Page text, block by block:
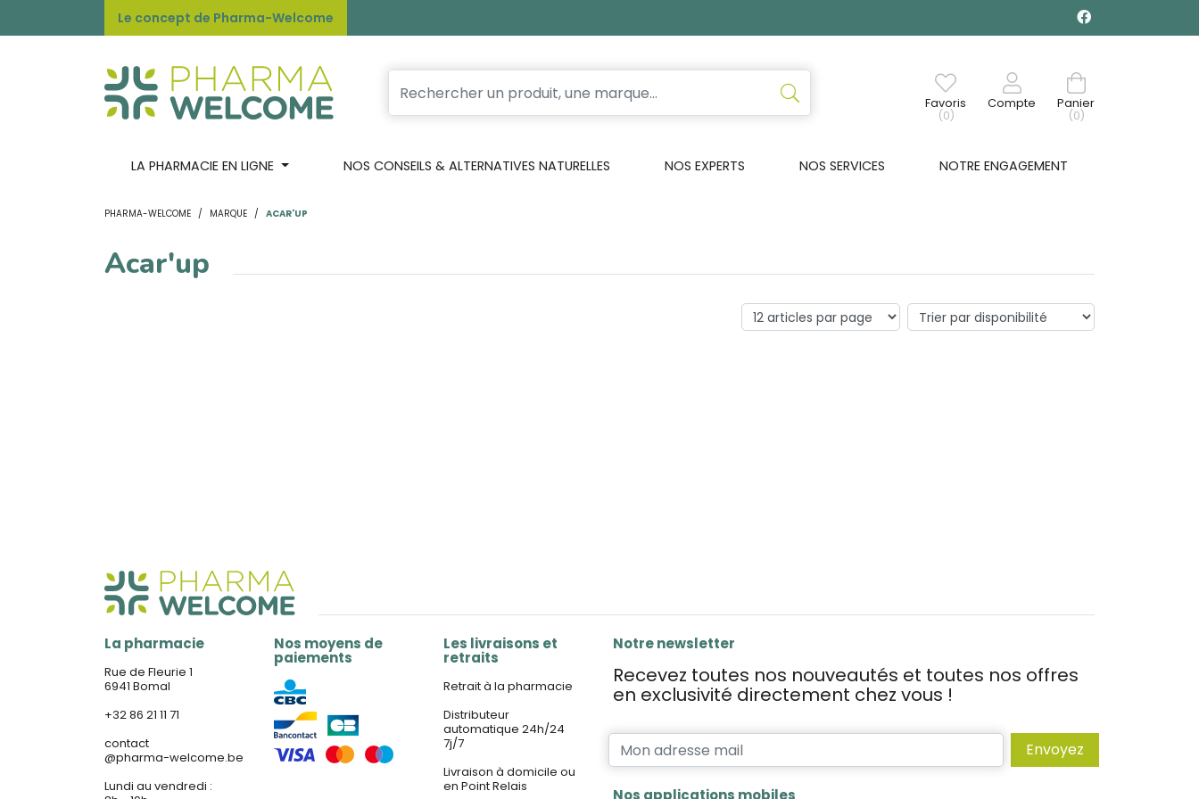
Le concept de Pharma-Welcome
Favoris
(0)
Compte
Panier
(0)
LA PHARMACIE EN LIGNE NOS CONSEILS & ALTERNATIVES NATURELLES NOS EXPERTS NOS SERVICES NOTRE ENGAGEMENT
PHARMA-WELCOME MARQUE ACAR'UP
Acar'up
La pharmacie
Rue de Fleurie 1
6941 Bomal
+32 86 21 11 71
contact
@pharma-welcome.be
Lundi au vendredi :
Nos moyens de
paiements
Les livraisons et
retraits
Retrait à la pharmacie
Distributeur
automatique 24h/24
7j/7
Livraison à domicile ou
en Point Relais
Notre newsletter
Recevez toutes nos nouveautés et toutes nos offres
en exclusivité directement chez vous !
Envoyez
Nos applications mobiles